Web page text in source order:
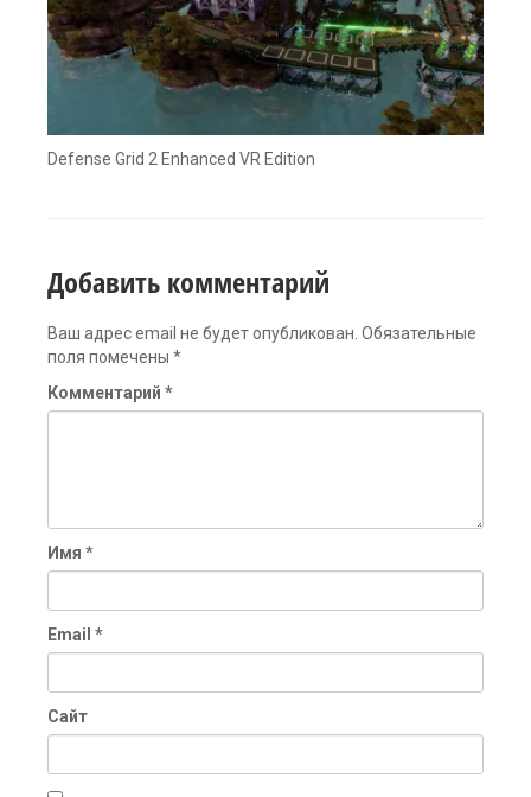
Defense Grid 2 Enhanced VR Edition
Добавить комментарий
Ваш адрес email не будет опубликован. Обязательные
поля помечены *
Комментарий *
Имя *
Email *
Сайт